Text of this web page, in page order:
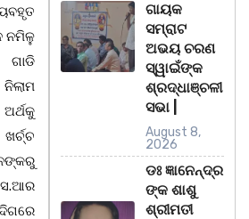
ନମିଳୁ
ଗାୟକ
ସମ୍ରାଟ
ଅଭୟ ଚରଣ
ସ୍ୱାଇଁଙ୍କ
ଶ୍ରଦ୍ଧାଞ୍ଚଳୀ
ସଭା |
August 8,
2026
ଡଃ ଜ୍ଞାନେନ୍ଦ୍ର
ଙ୍କ ଶାଶୁ
ଶ୍ରୀମତୀ